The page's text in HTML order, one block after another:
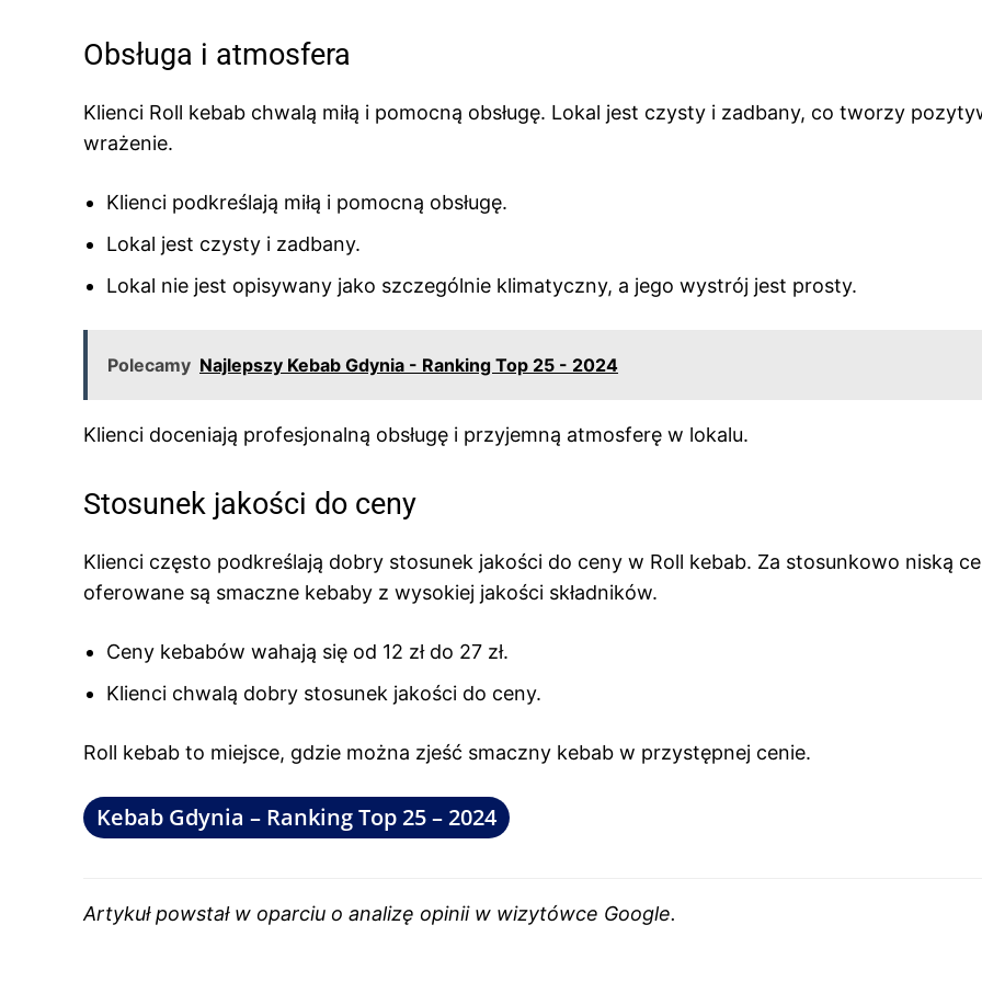
Obsługa i atmosfera
Klienci Roll kebab chwalą miłą i pomocną obsługę. Lokal jest czysty i zadbany, co tworzy
wrażenie.
Klienci podkreślają miłą i pomocną obsługę.
Lokal jest czysty i zadbany.
Lokal nie jest opisywany jako szczególnie klimatyczny, a jego wystrój jest prosty.
Polecamy Najlepszy Kebab Gdynia - Ranking Top 25 - 2024
Klienci doceniają profesjonalną obsługę i przyjemną atmosferę w lokalu.
Stosunek jakości do ceny
Klienci często podkreślają dobry stosunek jakości do ceny w Roll kebab. Za stosunkowo niską
oferowane są smaczne kebaby z wysokiej jakości składników.
Ceny kebabów wahają się od 12 zł do 27 zł.
Klienci chwalą dobry stosunek jakości do ceny.
Roll kebab to miejsce, gdzie można zjeść smaczny kebab w przystępnej cenie.
Kebab Gdynia – Ranking Top 25 – 2024
Artykuł powstał w oparciu o analizę opinii w wizytówce Google.